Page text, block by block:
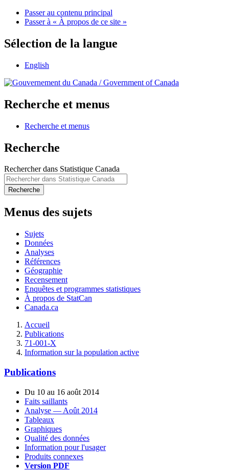
Passer au contenu principal
Passer à « À propos de ce site »
Sélection de la langue
English
/Government of Canada
Recherche et menus
Recherche et menus
Recherche
Rechercher dans Statistique Canada
Recherche
Menus des sujets
Sujets
Données
Analyses
Références
Géographie
Recensement
Enquêtes et programmes statistiques
À propos de StatCan
Canada.ca
Accueil
Publications
71-001-X
Information sur la population active
Publications
Du 10 au 16 août 2014
Faits saillants
Analyse — Août 2014
Tableaux
Graphiques
Qualité des données
Information pour l'usager
Produits connexes
Version PDF